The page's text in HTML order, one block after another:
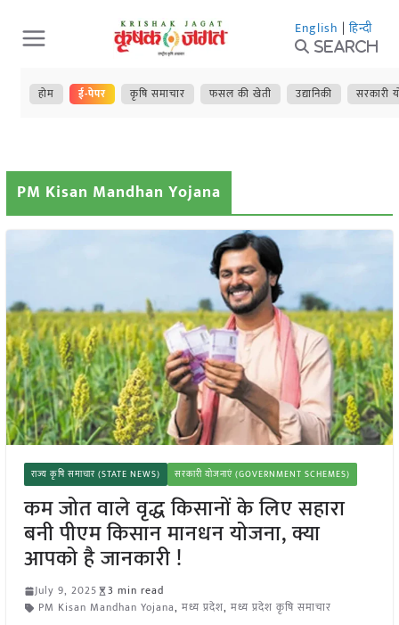
Skip
to
content
English | हिन्दी
Search
होम ई-पेपर कृषि समाचार फसल की खेती उद्यानिकी सरकारी
PM Kisan Mandhan Yojana
राज्य कृषि समाचार (STATE NEWS) सरकारी योजनाएं (GOVERNMENT SCHEMES)
कम जोत वाले वृद्ध किसानों के लिए सहारा
बनी पीएम किसान मानधन योजना, क्या
आपको है जानकारी !
July 9, 2025
3 min read
PM Kisan Mandhan Yojana, मध्य प्रदेश, मध्य प्रदेश कृषि समाचार